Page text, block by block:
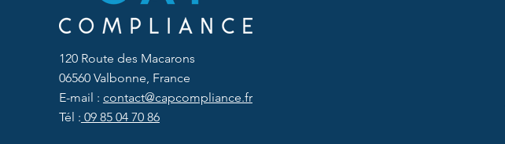
120 Route des Macarons
06560 Valbonne, France
E-mail : contact@capcompliance.fr
Tél : 09 85 04 70 86